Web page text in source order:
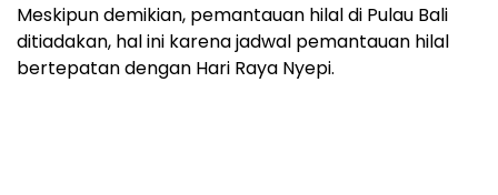
Meskipun demikian, pemantauan hilal di Pulau Bali
ditiadakan, hal ini karena jadwal pemantauan hilal
bertepatan dengan Hari Raya Nyepi.